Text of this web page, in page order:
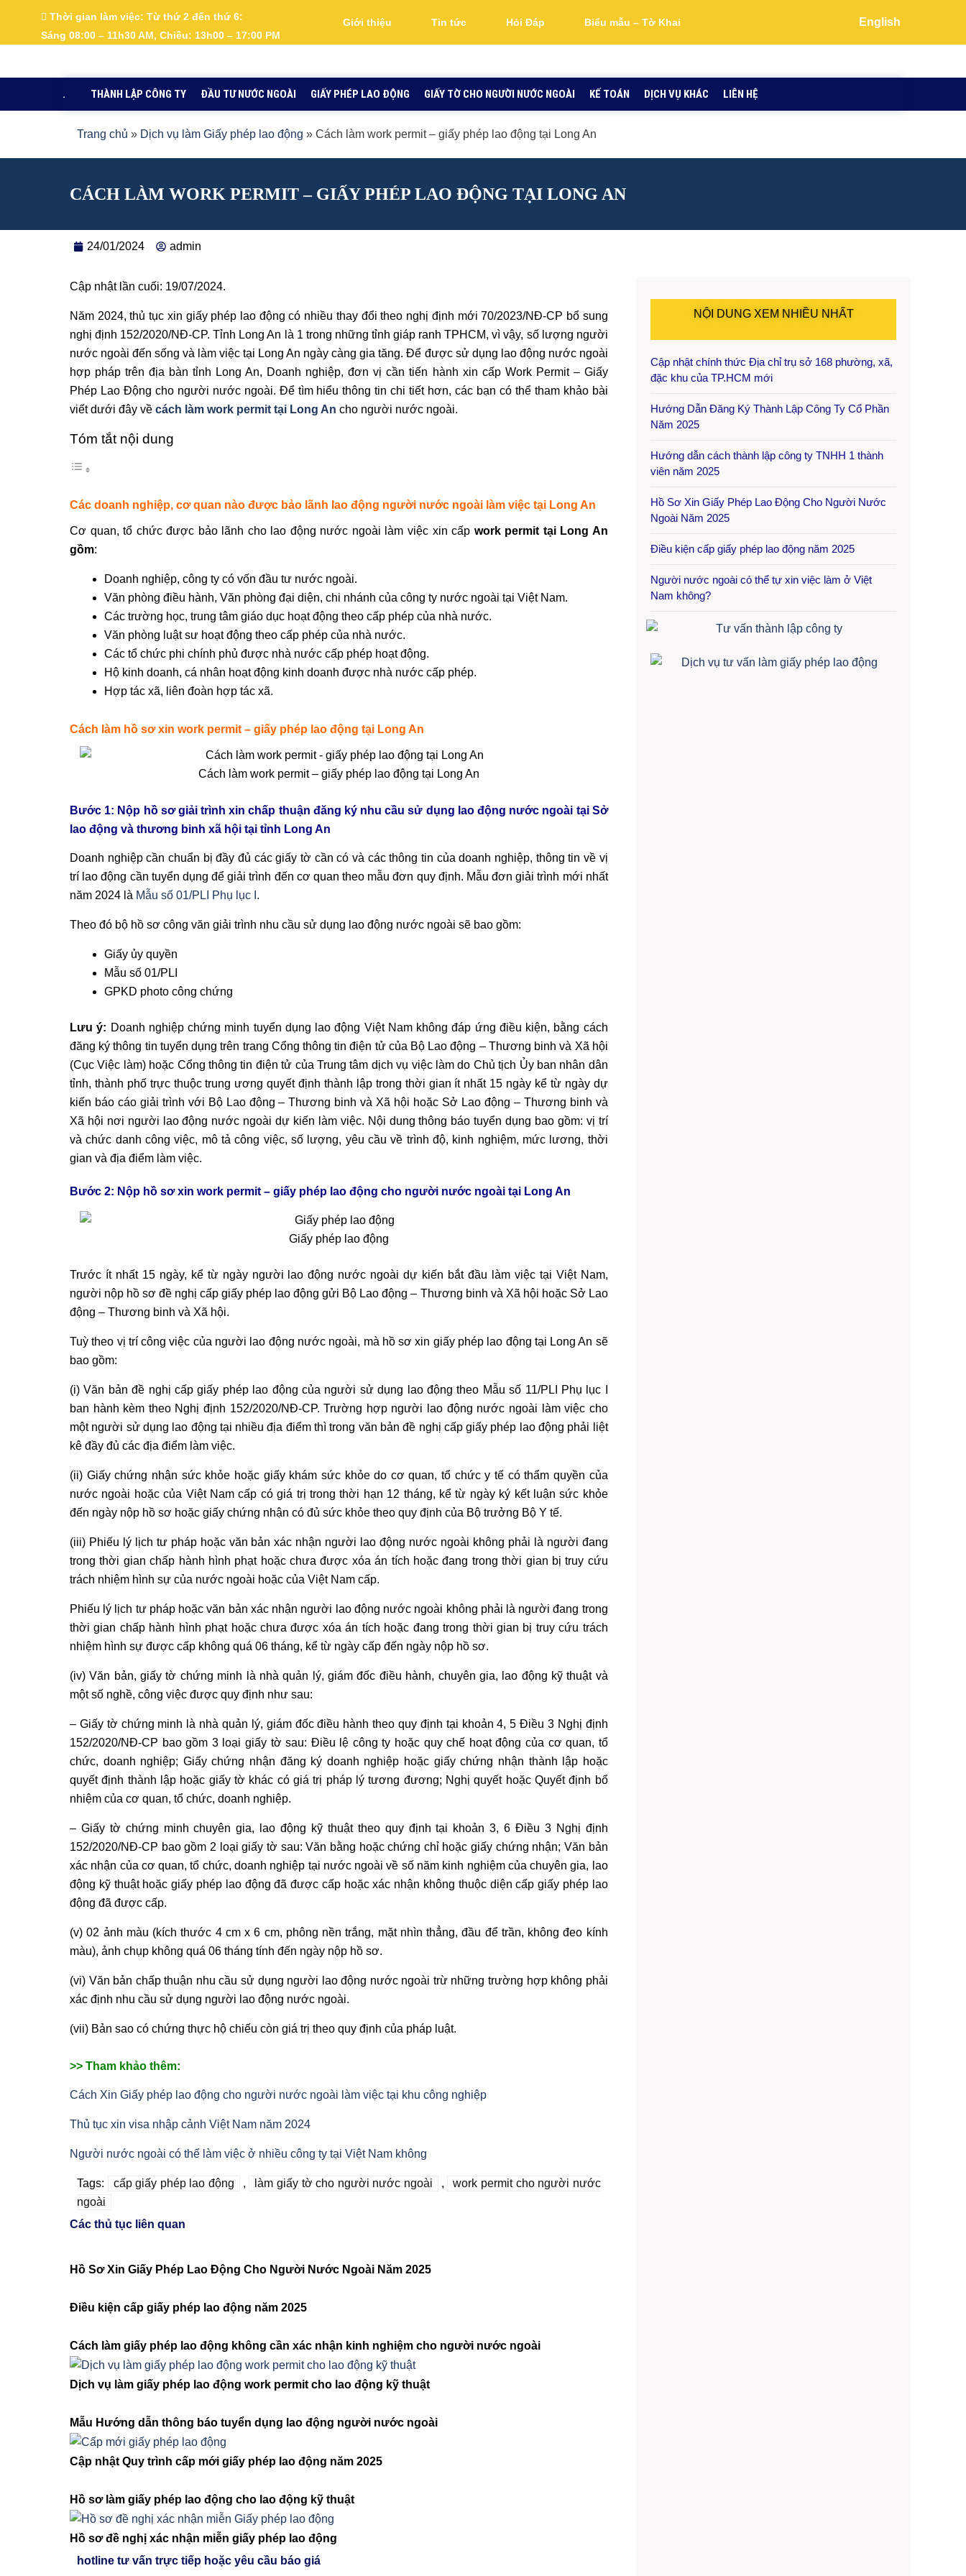
nội
Thời gian làm việc: Từ thứ 2 đến thứ 6:
Sáng 08:00 – 11h30 AM, Chiều: 13h00 – 17:00 PM
Giới thiệu Tin tức Hỏi Đáp Biểu mẫu – Tờ Khai English
. THÀNH LẬP CÔNG TY ĐẦU TƯ NƯỚC NGOÀI GIẤY PHÉP LAO ĐỘNG GIẤY TỜ CHO NGƯỜI NƯỚC NGOÀI KẾ TOÁN DỊCH VỤ KHÁC LIÊN HỆ
Trang chủ » Dịch vụ làm Giấy phép lao động » Cách làm work permit – giấy phép lao động tại Long An
CÁCH LÀM WORK PERMIT – GIẤY PHÉP LAO ĐỘNG TẠI LONG AN
24/01/2024 admin
Cập nhật lần cuối: 19/07/2024.
Năm 2024, thủ tục xin giấy phép lao động có nhiều thay đổi theo nghị định mới 70/2023/NĐ-CP bổ sung
nghị định 152/2020/NĐ-CP. Tỉnh Long An là 1 trong những tỉnh giáp ranh TPHCM,vì vậy, số lượng người
nước ngoài đến sống và làm việc tại Long An ngày càng gia tăng. Để được sử dụng lao động nước ngoài
hợp pháp trên địa bàn tỉnh Long An, Doanh nghiệp, đơn vị cần tiến hành xin cấp Work Permit – Giấy
Phép Lao Động cho người nước ngoài. Để tìm hiểu thông tin chi tiết hơn, các bạn có thể tham khảo bài
viết dưới đây về cách làm work permit tại Long An cho người nước ngoài.
Tóm tắt nội dung
Các doanh nghiệp, cơ quan nào được bảo lãnh lao động người nước ngoài làm việc tại Long An
Cơ quan, tổ chức được bảo lãnh cho lao động nước ngoài làm việc xin cấp work permit tại Long An
gồm:
Doanh nghiệp, công ty có vốn đầu tư nước ngoài.
Văn phòng điều hành, Văn phòng đại diện, chi nhánh của công ty nước ngoài tại Việt Nam.
Các trường học, trung tâm giáo dục hoạt động theo cấp phép của nhà nước.
Văn phòng luật sư hoạt động theo cấp phép của nhà nước.
Các tổ chức phi chính phủ được nhà nước cấp phép hoạt động.
Hộ kinh doanh, cá nhân hoạt động kinh doanh được nhà nước cấp phép.
Hợp tác xã, liên đoàn hợp tác xã.
Cách làm hồ sơ xin work permit – giấy phép lao động tại Long An
Cách làm work permit – giấy phép lao động tại Long An
Bước 1: Nộp hồ sơ giải trình xin chấp thuận đăng ký nhu cầu sử dụng lao động nước ngoài tại Sở
lao động và thương binh xã hội tại tỉnh Long An
Doanh nghiệp cần chuẩn bị đầy đủ các giấy tờ cần có và các thông tin của doanh nghiệp, thông tin về vị
trí lao động cần tuyển dụng để giải trình đến cơ quan theo mẫu đơn quy định. Mẫu đơn giải trình mới nhất
năm 2024 là Mẫu số 01/PLI Phụ lục I .
Theo đó bộ hồ sơ công văn giải trình nhu cầu sử dụng lao động nước ngoài sẽ bao gồm:
Giấy ủy quyền
Mẫu số 01/PLI
GPKD photo công chứng
Lưu ý: Doanh nghiệp chứng minh tuyển dụng lao động Việt Nam không đáp ứng điều kiện, bằng cách
đăng ký thông tin tuyển dụng trên trang Cổng thông tin điện tử của Bộ Lao động – Thương binh và Xã hội
(Cục Việc làm) hoặc Cổng thông tin điện tử của Trung tâm dịch vụ việc làm do Chủ tịch Ủy ban nhân dân
tỉnh, thành phố trực thuộc trung ương quyết định thành lập trong thời gian ít nhất 15 ngày kể từ ngày dự
kiến báo cáo giải trình với Bộ Lao động – Thương binh và Xã hội hoặc Sở Lao động – Thương binh và
Xã hội nơi người lao động nước ngoài dự kiến làm việc. Nội dung thông báo tuyển dụng bao gồm: vị trí
và chức danh công việc, mô tả công việc, số lượng, yêu cầu về trình độ, kinh nghiệm, mức lương, thời
gian và địa điểm làm việc.
Bước 2: Nộp hồ sơ xin work permit – giấy phép lao động cho người nước ngoài tại Long An
Giấy phép lao động
Trước ít nhất 15 ngày, kể từ ngày người lao động nước ngoài dự kiến bắt đầu làm việc tại Việt Nam,
người nộp hồ sơ đề nghị cấp giấy phép lao động gửi Bộ Lao động – Thương binh và Xã hội hoặc Sở Lao
động – Thương binh và Xã hội.
Tuỳ theo vị trí công việc của người lao động nước ngoài, mà hồ sơ xin giấy phép lao động tại Long An sẽ
bao gồm:
(i) Văn bản đề nghị cấp giấy phép lao động của người sử dụng lao động theo Mẫu số 11/PLI Phụ lục I
ban hành kèm theo Nghị định 152/2020/NĐ-CP. Trường hợp người lao động nước ngoài làm việc cho
một người sử dụng lao động tại nhiều địa điểm thì trong văn bản đề nghị cấp giấy phép lao động phải liệt
kê đầy đủ các địa điểm làm việc.
(ii) Giấy chứng nhận sức khỏe hoặc giấy khám sức khỏe do cơ quan, tổ chức y tế có thẩm quyền của
nước ngoài hoặc của Việt Nam cấp có giá trị trong thời hạn 12 tháng, kể từ ngày ký kết luận sức khỏe
đến ngày nộp hồ sơ hoặc giấy chứng nhận có đủ sức khỏe theo quy định của Bộ trưởng Bộ Y tế.
(iii) Phiếu lý lịch tư pháp hoặc văn bản xác nhận người lao động nước ngoài không phải là người đang
trong thời gian chấp hành hình phạt hoặc chưa được xóa án tích hoặc đang trong thời gian bị truy cứu
trách nhiệm hình sự của nước ngoài hoặc của Việt Nam cấp.
Phiếu lý lịch tư pháp hoặc văn bản xác nhận người lao động nước ngoài không phải là người đang trong
thời gian chấp hành hình phạt hoặc chưa được xóa án tích hoặc đang trong thời gian bị truy cứu trách
nhiệm hình sự được cấp không quá 06 tháng, kể từ ngày cấp đến ngày nộp hồ sơ.
(iv) Văn bản, giấy tờ chứng minh là nhà quản lý, giám đốc điều hành, chuyên gia, lao động kỹ thuật và
một số nghề, công việc được quy định như sau:
– Giấy tờ chứng minh là nhà quản lý, giám đốc điều hành theo quy định tại khoản 4, 5 Điều 3 Nghị định
152/2020/NĐ-CP bao gồm 3 loại giấy tờ sau: Điều lệ công ty hoặc quy chế hoạt động của cơ quan, tổ
chức, doanh nghiệp; Giấy chứng nhận đăng ký doanh nghiệp hoặc giấy chứng nhận thành lập hoặc
quyết định thành lập hoặc giấy tờ khác có giá trị pháp lý tương đương; Nghị quyết hoặc Quyết định bổ
nhiệm của cơ quan, tổ chức, doanh nghiệp.
– Giấy tờ chứng minh chuyên gia, lao động kỹ thuật theo quy định tại khoản 3, 6 Điều 3 Nghị định
152/2020/NĐ-CP bao gồm 2 loại giấy tờ sau: Văn bằng hoặc chứng chỉ hoặc giấy chứng nhận; Văn bản
xác nhận của cơ quan, tổ chức, doanh nghiệp tại nước ngoài về số năm kinh nghiệm của chuyên gia, lao
động kỹ thuật hoặc giấy phép lao động đã được cấp hoặc xác nhận không thuộc diện cấp giấy phép lao
động đã được cấp.
(v) 02 ảnh màu (kích thước 4 cm x 6 cm, phông nền trắng, mặt nhìn thẳng, đầu để trần, không đeo kính
màu), ảnh chụp không quá 06 tháng tính đến ngày nộp hồ sơ.
(vi) Văn bản chấp thuận nhu cầu sử dụng người lao động nước ngoài trừ những trường hợp không phải
xác định nhu cầu sử dụng người lao động nước ngoài.
(vii) Bản sao có chứng thực hộ chiếu còn giá trị theo quy định của pháp luật.
>> Tham khảo thêm:
Cách Xin Giấy phép lao động cho người nước ngoài làm việc tại khu công nghiệp
Thủ tục xin visa nhập cảnh Việt Nam năm 2024
Người nước ngoài có thể làm việc ở nhiều công ty tại Việt Nam không
Tags: cấp giấy phép lao động , làm giấy tờ cho người nước ngoài ,
work permit cho người nước
ngoài
Các thủ tục liên quan
Hồ Sơ Xin Giấy Phép Lao Động Cho Người Nước Ngoài Năm 2025
Điều kiện cấp giấy phép lao động năm 2025
Cách làm giấy phép lao động không cần xác nhận kinh nghiệm cho người nước ngoài
Dịch vụ làm giấy phép lao động work permit cho lao động kỹ thuật
Mẫu Hướng dẫn thông báo tuyển dụng lao động người nước ngoài
Cập nhật Quy trình cấp mới giấy phép lao động năm 2025
Hồ sơ làm giấy phép lao động cho lao động kỹ thuật
Hồ sơ đề nghị xác nhận miễn giấy phép lao động
hotline tư vấn trực tiếp hoặc yêu cầu báo giá
NỘI DUNG XEM NHIỀU NHẤT
Cập nhật chính thức Địa chỉ trụ sở 168 phường, xã,
đặc khu của TP.HCM mới
Hướng Dẫn Đăng Ký Thành Lập Công Ty Cổ Phần
Năm 2025
Hướng dẫn cách thành lập công ty TNHH 1 thành
viên năm 2025
Hồ Sơ Xin Giấy Phép Lao Động Cho Người Nước
Ngoài Năm 2025
Điều kiện cấp giấy phép lao động năm 2025
Người nước ngoài có thể tự xin việc làm ở Việt
Nam không?